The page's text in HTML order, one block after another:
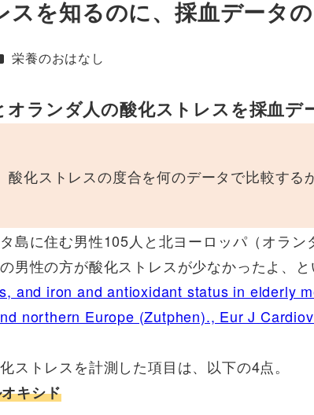
スを知るのに、採血データ
テゴリー
栄養のおはなし
オランダ人の酸化ストレスを採血デ
酸化ストレスの度合を何のデータで比較する
島に住む男性105人と北ヨーロッパ（オラ
男性の方が酸化ストレスが少なかったよ、と
and iron and antioxidant status in elderly
northern Europe (Zutphen)., Eur J
ストレスを計測した項目は、以下の4点。
キシド